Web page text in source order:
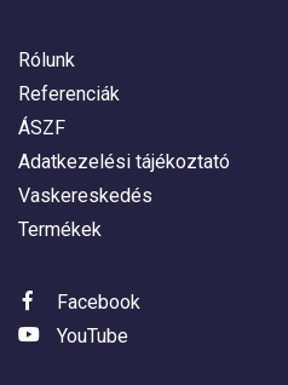
Rólunk
Referenciák
ÁSZF
Adatkezelési tájékoztató
Vaskereskedés
Termékek
Facebook
YouTube